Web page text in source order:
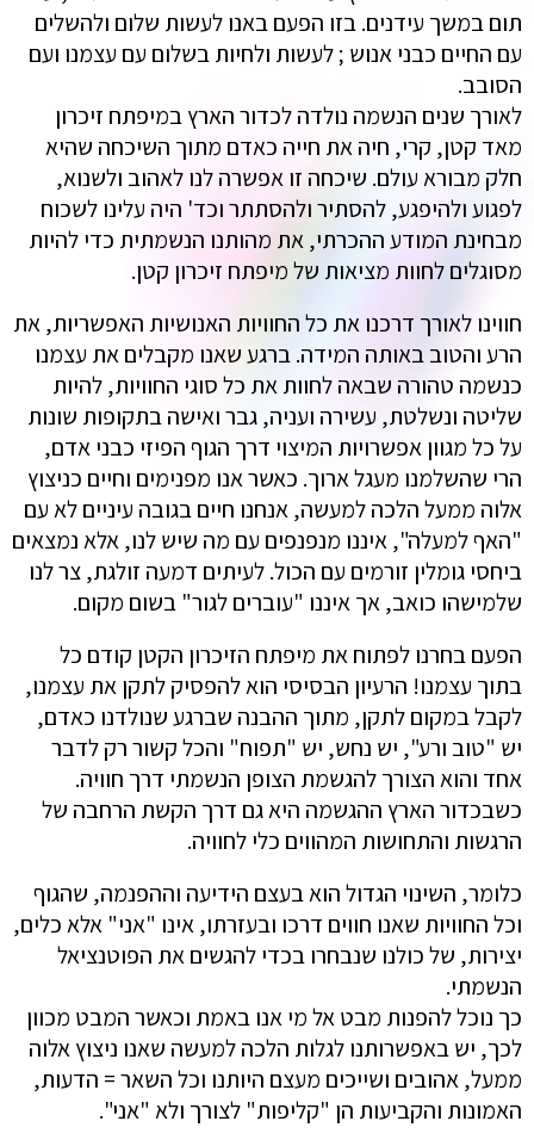
תום במשך עידנים. בזו הפעם באנו לעשות שלום ולהשלים
עם החיים כבני אנוש ; לעשות ולחיות בשלום עם עצמנו ועם
הסובב.
לאורך שנים הנשמה נולדה לכדור הארץ במיפתח זיכרון
מאד קטן, קרי, חיה את חייה כאדם מתוך השיכחה שהיא
חלק מבורא עולם. שיכחה זו אפשרה לנו לאהוב ולשנוא,
לפגוע ולהיפגע, להסתיר ולהסתתר וכד' היה עלינו לשכוח
מבחינת המודע ההכרתי, את מהותנו הנשמתית כדי להיות
מסוגלים לחוות מציאות של מיפתח זיכרון קטן.
חווינו לאורך דרכנו את כל החוויות האנושיות האפשריות, את
הרע והטוב באותה המידה. ברגע שאנו מקבלים את עצמנו
כנשמה טהורה שבאה לחוות את כל סוגי החוויות, להיות
שליטה ונשלטת, עשירה ועניה, גבר ואישה בתקופות שונות
על כל מגוון אפשרויות המיצוי דרך הגוף הפיזי כבני אדם,
הרי שהשלמנו מעגל ארוך. כאשר אנו מפנימים וחיים כניצוץ
אלוה ממעל הלכה למעשה, אנחנו חיים בגובה עיניים לא עם
"האף למעלה", איננו מנפנפים עם מה שיש לנו, אלא נמצאים
ביחסי גומלין זורמים עם הכול. לעיתים דמעה זולגת, צר לנו
שלמישהו כואב, אך איננו "עוברים לגור" בשום מקום.
הפעם בחרנו לפתוח את מיפתח הזיכרון הקטן קודם כל
בתוך עצמנו! הרעיון הבסיסי הוא להפסיק לתקן את עצמנו,
לקבל במקום לתקן, מתוך ההבנה שברגע שנולדנו כאדם,
יש "טוב ורע", יש נחש, יש "תפוח" והכל קשור רק לדבר
אחד והוא הצורך להגשמת הצופן הנשמתי דרך חוויה.
כשבכדור הארץ ההגשמה היא גם דרך הקשת הרחבה של
הרגשות והתחושות המהווים כלי לחוויה.
כלומר, השינוי הגדול הוא בעצם הידיעה וההפנמה, שהגוף
וכל החוויות שאנו חווים דרכו ובעזרתו, אינו "אני" אלא כלים,
יצירות, של כולנו שנבחרו בכדי להגשים את הפוטנציאל
הנשמתי.
כך נוכל להפנות מבט אל מי אנו באמת וכאשר המבט מכוון
לכך, יש באפשרותנו לגלות הלכה למעשה שאנו ניצוץ אלוה
ממעל, אהובים ושייכים מעצם היותנו וכל השאר = הדעות,
האמונות והקביעות הן "קליפות" לצורך ולא "אני".